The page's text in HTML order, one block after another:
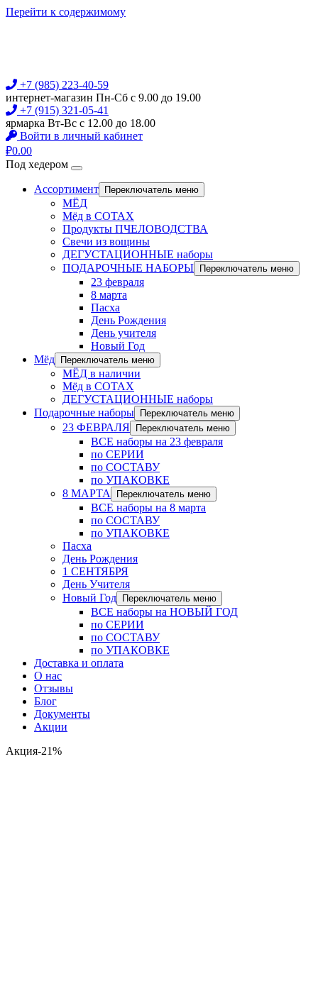
Перейти к содержимому
+7 (985) 223-40-59
интернет-магазин Пн-Сб с 9.00 до 19.00
+7 (915) 321-05-41
ярмарка Вт-Вс с 12.00 до 18.00
Войти в личный кабинет
₽0.00
Под хедером
Ассортимент Переключатель меню
МЁД
Мёд в СОТАХ
Продукты ПЧЕЛОВОДСТВА
Свечи из вощины
ДЕГУСТАЦИОННЫЕ наборы
ПОДАРОЧНЫЕ НАБОРЫ
Переключатель меню
23 февраля
8 марта
Пасха
День Рождения
День учителя
Новый Год
Мёд
Переключатель меню
МЁД в наличии
Мёд в СОТАХ
ДЕГУСТАЦИОННЫЕ наборы
Подарочные наборы
Переключатель меню
23 ФЕВРАЛЯ Переключатель меню
ВСЕ наборы на 23 февраля
по СЕРИИ
по СОСТАВУ
по УПАКОВКЕ
8 МАРТА
Переключатель меню
ВСЕ наборы на 8 марта
по СОСТАВУ
по УПАКОВКЕ
Пасха
День Рождения
1 СЕНТЯБРЯ
День Учителя
Новый Год
Переключатель меню
ВСЕ наборы на НОВЫЙ ГОД
по СЕРИИ
по СОСТАВУ
по УПАКОВКЕ
Доставка и оплата
О нас
Отзывы
Блог
Документы
Акции
Акция-21%